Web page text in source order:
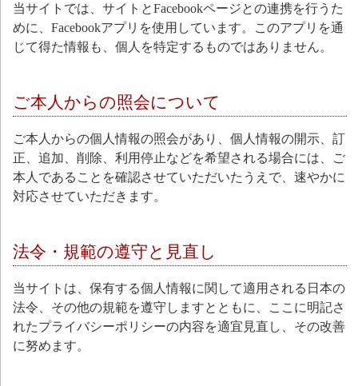
当サイトでは、サイトとFacebookページとの連携を行うた
めに、Facebookアプリを使用しています。このアプリを通
じて得た情報も、個人を特定するものではありません。
ご本人からの照会について
ご本人からの個人情報の照会があり、個人情報の開示、訂
正、追加、削除、利用停止などを希望される場合には、ご
本人であることを確認させていただいたうえで、速やかに
対応させていただきます。
法令・規範の遵守と見直し
当サイトは、保有する個人情報に関して適用される日本の
法令、その他の規範を遵守しますとともに、ここに明記さ
れたプライバシーポリシーの内容を適宜見直し、その改善
に努めます。